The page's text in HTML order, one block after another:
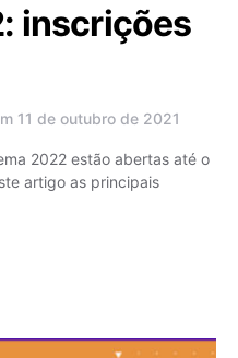
inscrições
11 de outubro de 2021
2022 estão abertas até o
artigo as principais